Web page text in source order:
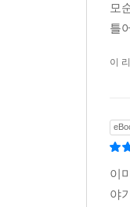
마지
‘친구
결합
탄생을
모
틀
이
이
야